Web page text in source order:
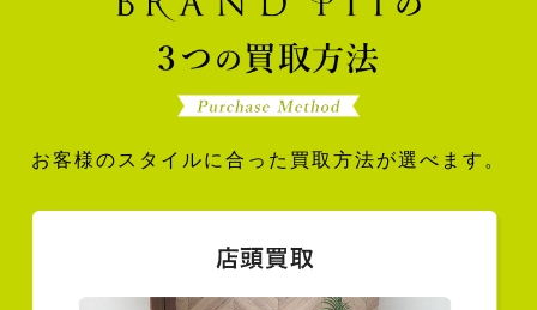
お客様のスタイルに合った買取方法が選べます。